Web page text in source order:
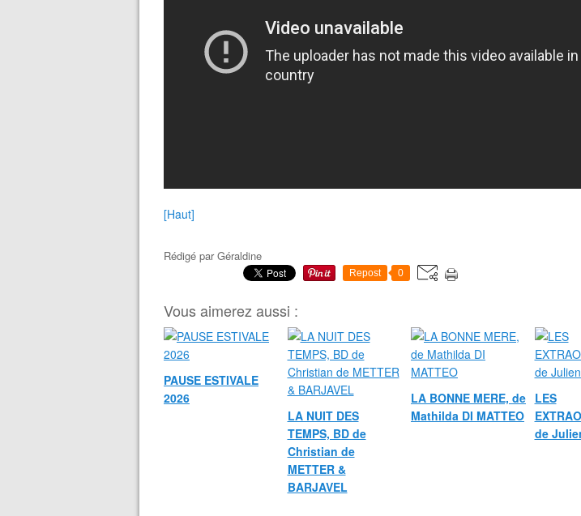
[Haut]
Rédigé parGéraldine
Repost 0
Vous aimerez aussi :
PAUSE ESTIVALE
2026
LA NUIT DES
TEMPS, BD de
Christian de
METTER &
BARJAVEL
LA BONNE MERE, de
Mathilda DI MATTEO
LES
de